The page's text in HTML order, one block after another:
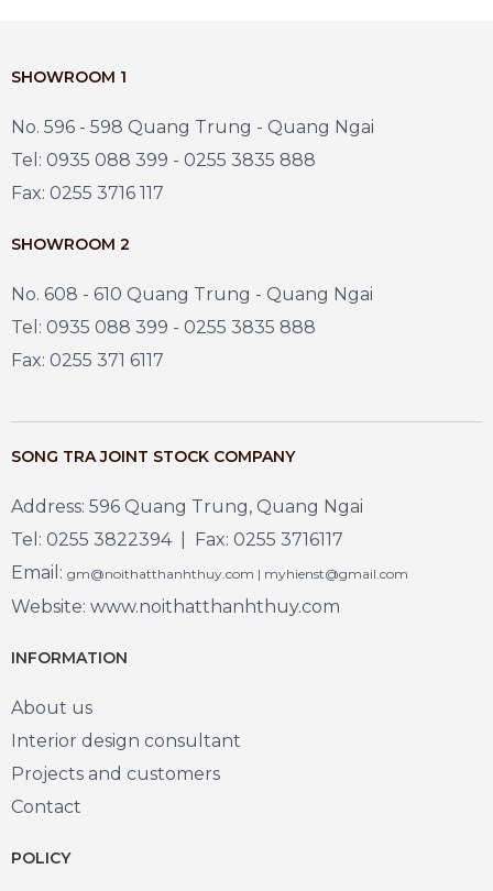
SHOWROOM 1
No. 596 - 598 Quang Trung - Quang Ngai
Tel: 0935 088 399 - 0255 3835 888
Fax: 0255 3716 117
SHOWROOM 2
No. 608 - 610 Quang Trung - Quang Ngai
Tel: 0935 088 399 - 0255 3835 888
Fax: 0255 371 6117
SONG TRA JOINT STOCK COMPANY
Address: 596 Quang Trung, Quang Ngai
Tel: 0255 3822394 | Fax: 0255 3716117
Email: gm@noithatthanhthuy.com | myhienst@gmail.com
Website: www.noithatthanhthuy.com
INFORMATION
About us
Interior design consultant
Projects and customers
Contact
POLICY